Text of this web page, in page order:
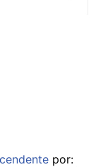
por: